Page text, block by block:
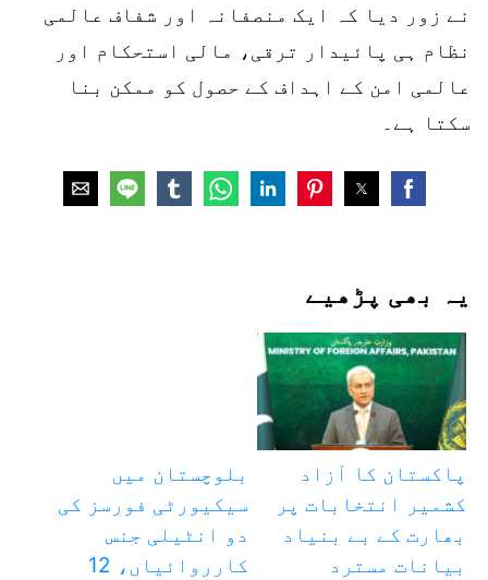
نے زور دیا کہ ایک منصفانہ اور شفاف عالمی
نظام ہی پائیدار ترقی، مالی استحکام اور
عالمی امن کے اہداف کے حصول کو ممکن بنا
سکتا ہے۔
یہ بھی پڑھیے
پاکستان کا آزاد
کشمیر انتخابات پر
بھارت کے بے بنیاد
بیانات مسترد
بلوچستان میں
سیکیورٹی فورسز کی
دو انٹیلی جنس
کارروائیاں، 12